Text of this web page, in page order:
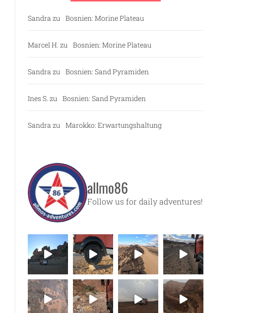
Sandra zu Bosnien: Morine Plateau
Marcel H. zu Bosnien: Morine Plateau
Sandra zu Bosnien: Sand Pyramiden
Ines S. zu Bosnien: Sand Pyramiden
Sandra zu Marokko: Erwartungshaltung
allmo86
Follow us for daily adventures!